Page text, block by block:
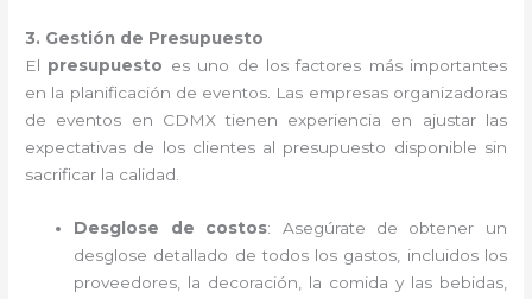
3. Gestión de Presupuesto
El presupuesto es uno de los factores más importantes
en la planificación de eventos. Las empresas organizadoras
de eventos en CDMX tienen experiencia en ajustar las
expectativas de los clientes al presupuesto disponible sin
sacrificar la calidad.
Desglose de costos: Asegúrate de obtener un
desglose detallado de todos los gastos, incluidos los
proveedores, la decoración, la comida y las bebidas,